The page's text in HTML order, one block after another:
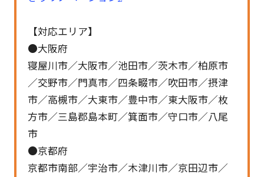
【対応エリア】
●大阪府
寝屋川市／大阪市／池田市／茨木市／柏原市
／交野市／門真市／四条畷市／吹田市／摂津
市／高槻市／大東市／豊中市／東大阪市／枚
方市／三島郡島本町／箕面市／守口市／八尾
市
●京都府
京都市南部／宇治市／木津川市／京田辺市／